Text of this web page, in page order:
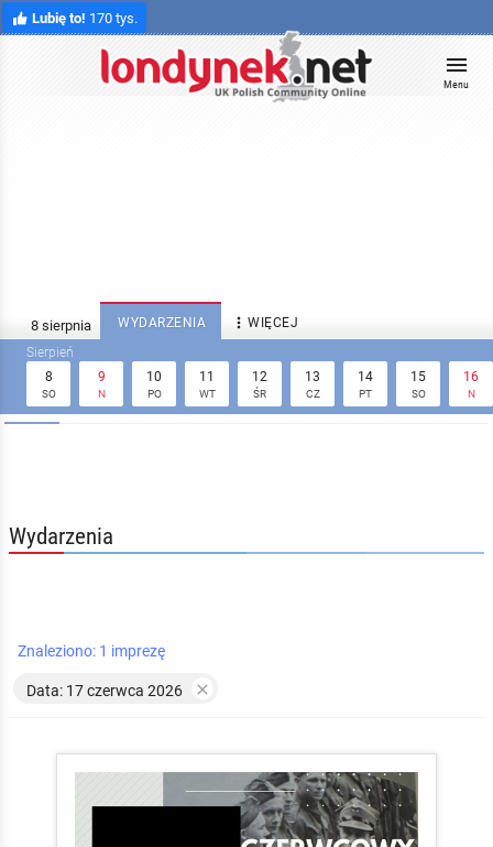
Lubię to! 170 tys.
Menu
WYDARZENIA  WIĘCEJ
8
SO
9
N
10
PO
11
WT
12
ŚR
13
CZ
14
PT
15
SO
16
N
Wydarzenia
Znaleziono: 1 imprezę
Data: 17 czerwca 2026 